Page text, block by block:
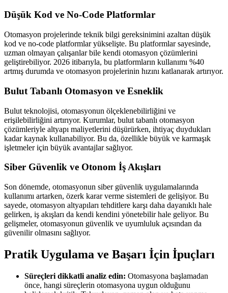
Düşük Kod ve No-Code Platformlar
Otomasyon projelerinde teknik bilgi gereksinimini azaltan düşük
kod ve no-code platformlar yükselişte. Bu platformlar sayesinde,
uzman olmayan çalışanlar bile kendi otomasyon çözümlerini
geliştirebiliyor. 2026 itibarıyla, bu platformların kullanımı %40
artmış durumda ve otomasyon projelerinin hızını katlanarak artırıyor.
Bulut Tabanlı Otomasyon ve Esneklik
Bulut teknolojisi, otomasyonun ölçeklenebilirliğini ve
erişilebilirliğini artırıyor. Kurumlar, bulut tabanlı otomasyon
çözümleriyle altyapı maliyetlerini düşürürken, ihtiyaç duydukları
kadar kaynak kullanabiliyor. Bu da, özellikle büyük ve karmaşık
işletmeler için büyük avantajlar sağlıyor.
Siber Güvenlik ve Otonom İş Akışları
Son dönemde, otomasyonun siber güvenlik uygulamalarında
kullanımı artarken, özerk karar verme sistemleri de gelişiyor. Bu
sayede, otomasyon altyapıları tehditlere karşı daha dayanıklı hale
gelirken, iş akışları da kendi kendini yönetebilir hale geliyor. Bu
gelişmeler, otomasyonun güvenlik ve uyumluluk açısından da
güvenilir olmasını sağlıyor.
Pratik Uygulama ve Başarı İçin İpuçları
Süreçleri dikkatli analiz edin: Otomasyona başlamadan
önce, hangi süreçlerin otomasyona uygun olduğunu